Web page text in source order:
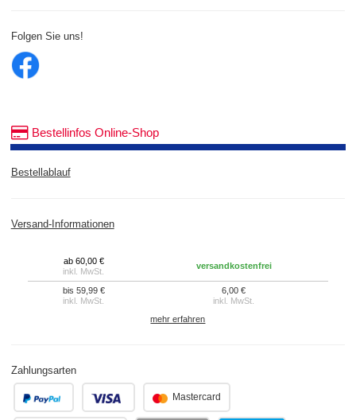
Folgen Sie uns!
Bestellinfos Online-Shop
Bestellablauf
Versand-Informationen
ab 60,00 €
inkl. MwSt.
versandkostenfrei
bis 59,99 €
inkl. MwSt.
6,00 €
inkl. MwSt.
mehr erfahren
Zahlungsarten
Mastercard